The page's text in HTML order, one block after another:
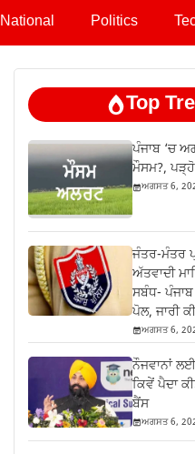
National Politics
Top
ਪੰਜਾਬ ‘ਚ
ਮੌਸਮ?,
ਅਗਸਤ 6,
ਜੰਤਰ-ਮੰਤਰ
ਅੱਤਵਾਦੀ
ਸਬੰਧ- ਪੰਜਾਬ
ਪੋਲ, ਜਾਰੀ
ਅਗਸਤ 6,
ਨੌਜਵਾਨਾਂ
ਕਿਵੇਂ ਪੈਦਾ
ਬੈਂਸ
ਅਗਸਤ 6,